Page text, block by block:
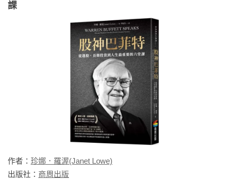
課
作者： 珍娜．羅渥(Janet Lowe)
出版社： 商周出版